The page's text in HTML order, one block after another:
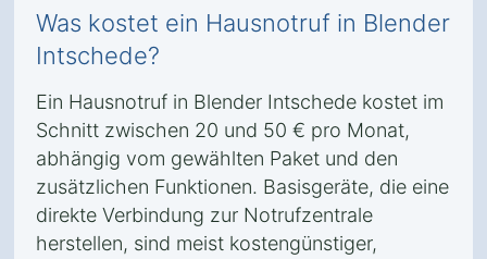
Was kostet ein Hausnotruf in Blender
Intschede?
Ein Hausnotruf in Blender Intschede kostet im
Schnitt zwischen 20 und 50 € pro Monat,
abhängig vom gewählten Paket und den
zusätzlichen Funktionen. Basisgeräte, die eine
direkte Verbindung zur Notrufzentrale
herstellen, sind meist kostengünstiger,